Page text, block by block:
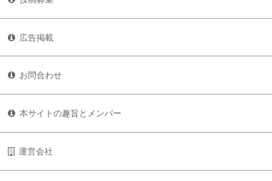
広告掲載
お問合わせ
本サイトの趣旨とメンバー
運営会社